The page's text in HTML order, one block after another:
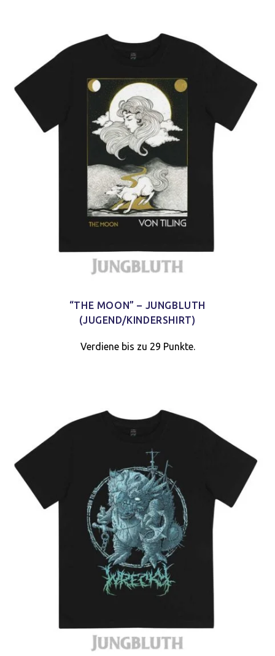
“THE MOON” – JUNGBLUTH
(JUGEND/KINDERSHIRT)
Verdiene bis zu 29 Punkte.